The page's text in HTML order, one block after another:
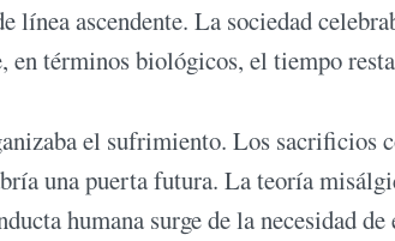
línea ascendente. La sociedad
términos biológicos, el tiempo
el sufrimiento. Los sacrificios
una puerta futura. La teoría
humana surge de la necesidad